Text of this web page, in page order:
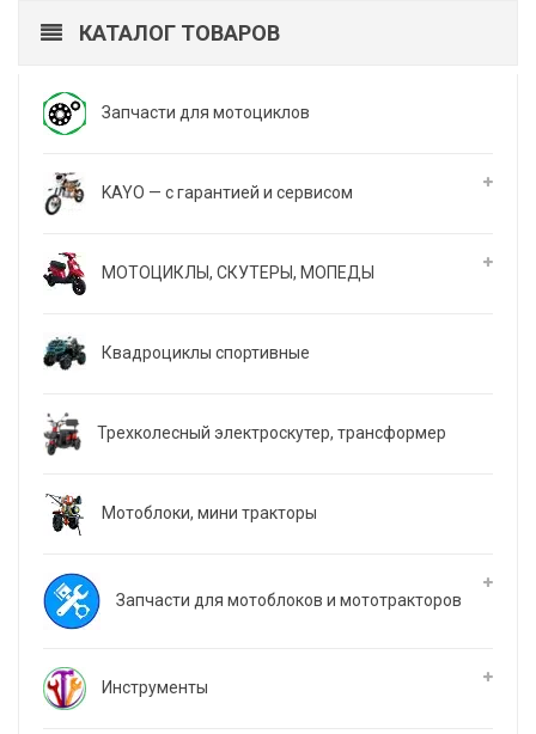
КАТАЛОГ ТОВАРОВ
Запчасти для мотоциклов
KAYO — с гарантией и сервисом
МОТОЦИКЛЫ, СКУТЕРЫ, МОПЕДЫ
Квадроциклы спортивные
Трехколесный электроскутер, трансформер
Мотоблоки, мини тракторы
Запчасти для мотоблоков и мототракторов
Инструменты